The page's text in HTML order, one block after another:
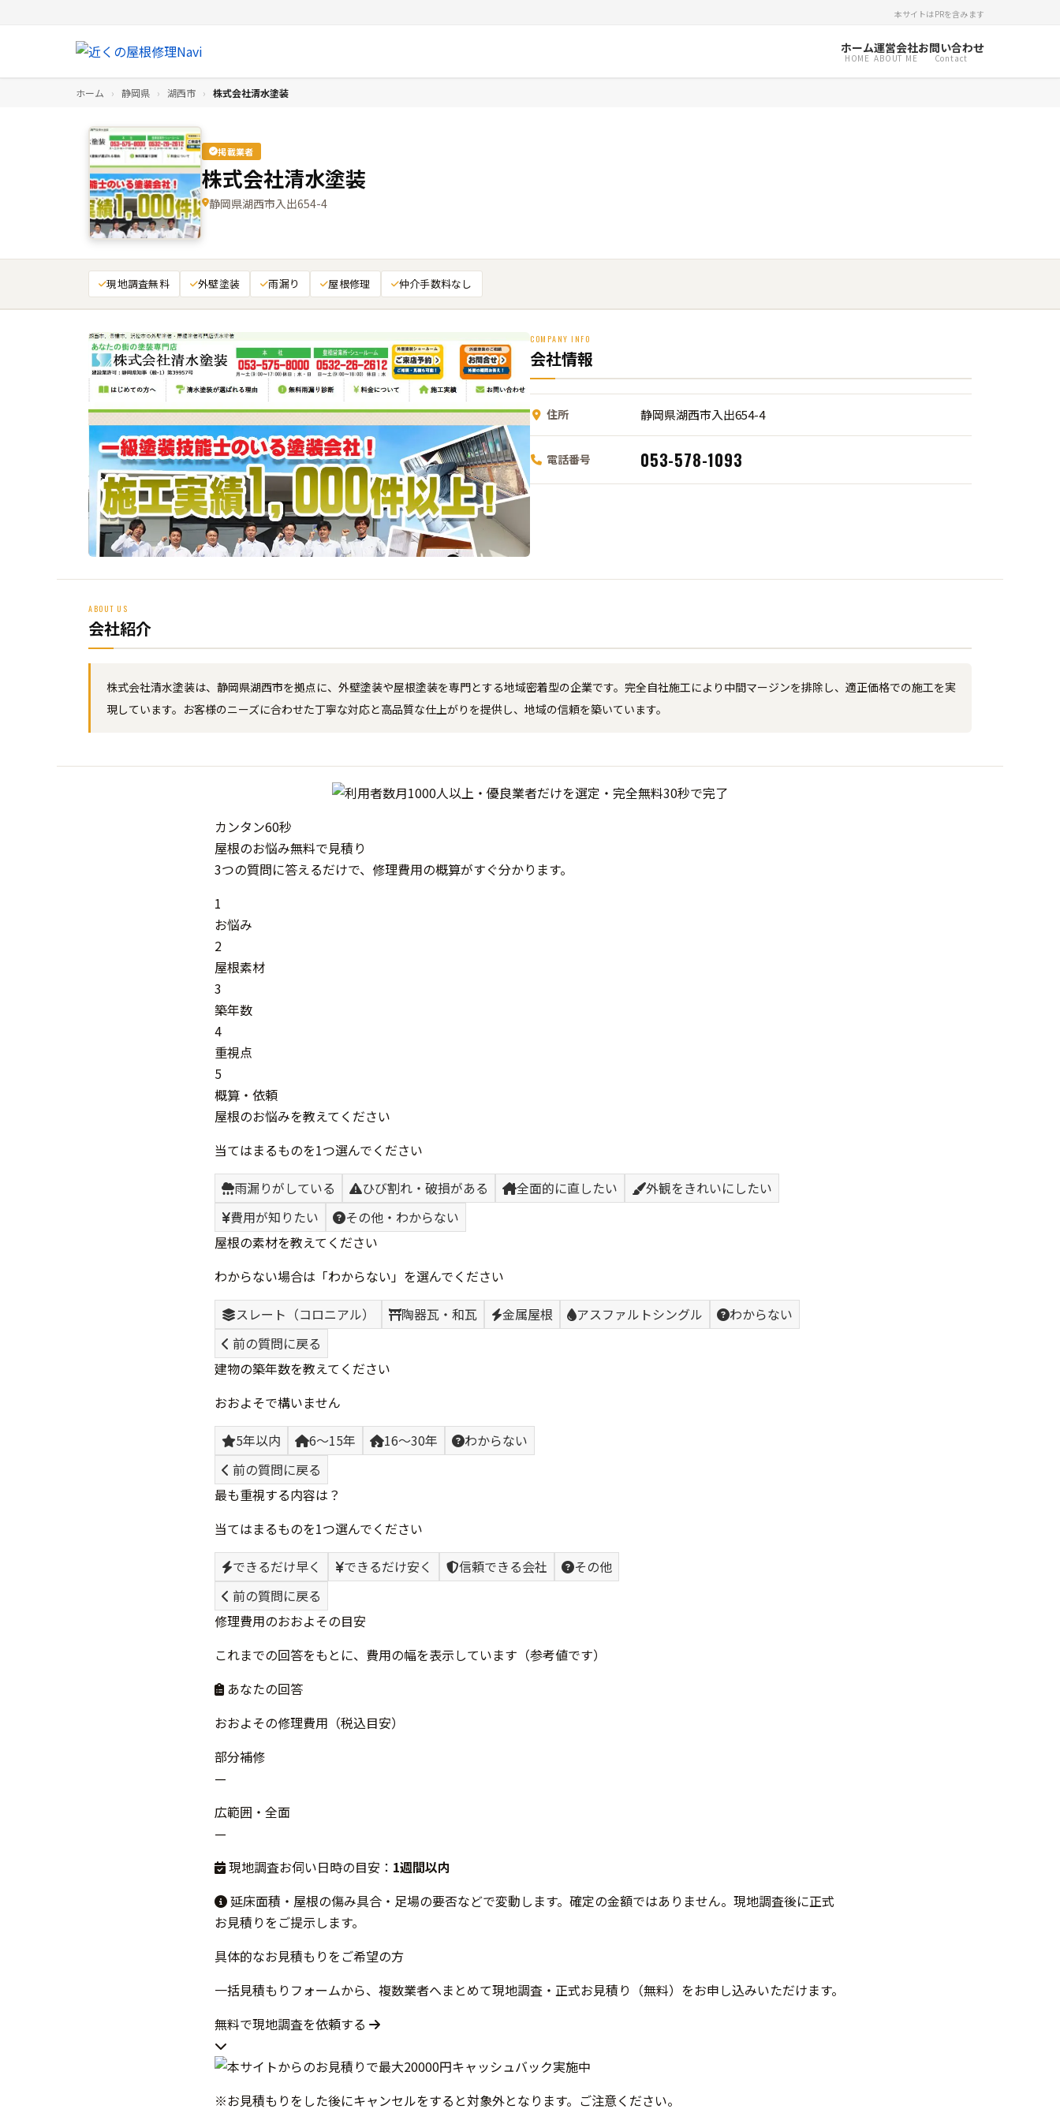
本サイトはPRを含みます
ホーム
HOME
運営会社
ABOUT ME
お問い合わせ
Contact
ホーム › 静岡県 › 湖西市 › 株式会社清水塗装
掲載業者
株式会社清水塗装
静岡県湖西市入出654-4
現地調査無料 外壁塗装 雨漏り 屋根修理 仲介手数料なし
COMPANY INFO
会社情報
住所 静岡県湖西市入出654-4
電話番号 053-578-1093
ABOUT US
会社紹介
株式会社清水塗装は、静岡県湖西市を拠点に、外壁塗装や屋根塗装を専門とする地域密着型の企業です。完全自社施工により中間マージンを排除し、適正価格での施工を実
現しています。お客様のニーズに合わせた丁寧な対応と高品質な仕上がりを提供し、地域の信頼を築いています。
カンタン60秒
屋根のお悩み無料で見積り
3つの質問に答えるだけで、修理費用の概算がすぐ分かります。
1
お悩み
2
屋根素材
3
築年数
4
重視点
5
概算・依頼
屋根のお悩みを教えてください
当てはまるものを1つ選んでください
雨漏りがしている
ひび割れ・破損がある 全面的に直したい
外観をきれいにしたい
費用が知りたい
その他・わからない
屋根の素材を教えてください
わからない場合は「わからない」を選んでください
スレート（コロニアル）
陶器瓦・和瓦 金属屋根 アスファルトシングル
わからない
前の質問に戻る
建物の築年数を教えてください
おおよそで構いません
5年以内
6〜15年 16〜30年
わからない
前の質問に戻る
最も重視する内容は？
当てはまるものを1つ選んでください
できるだけ早く
できるだけ安く 信頼できる会社
その他
前の質問に戻る
修理費用のおおよその目安
これまでの回答をもとに、費用の幅を表示しています（参考値です）
あなたの回答
おおよその修理費用（税込目安）
部分補修
—
広範囲・全面
—
現地調査お伺い日時の目安： 1週間以内
延床面積・屋根の傷み具合・足場の要否などで変動します。確定の金額ではありません。現地調査後に正式
お見積りをご提示します。
具体的なお見積もりをご希望の方
一括見積もりフォームから、複数業者へまとめて現地調査・正式お見積り（無料）をお申し込みいただけます。
無料で現地調査を依頼する
※お見積もりをした後にキャンセルをすると対象外となります。ご注意ください。